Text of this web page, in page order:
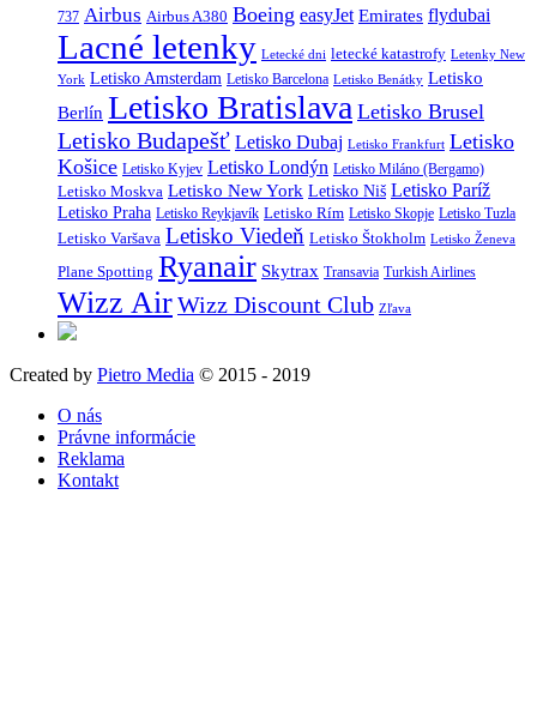
737 Airbus Airbus A380 Boeing easyJet Emirates flydubai
Lacné letenky Letecké dni letecké katastrofy Letenky New
York Letisko Amsterdam Letisko Barcelona Letisko Benátky Letisko
Berlín Letisko Bratislava Letisko Brusel
Letisko Budapešť Letisko Dubaj Letisko Frankfurt Letisko
Košice Letisko Kyjev Letisko Londýn Letisko Miláno (Bergamo)
Letisko Moskva Letisko New York Letisko Niš Letisko Paríž
Letisko Praha Letisko Reykjavík Letisko Rím Letisko Skopje Letisko Tuzla
Letisko Varšava Letisko Viedeň Letisko Štokholm Letisko Ženeva
Plane Spotting Ryanair Skytrax Transavia Turkish Airlines
Wizz AirWizz Discount Club Zľava
Created by Pietro Media © 2015 - 2019
O nás
Právne informácie
Reklama
Kontakt